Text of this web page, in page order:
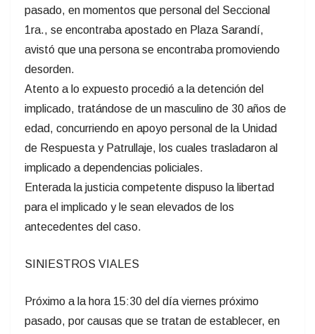
pasado, en momentos que personal del Seccional
1ra., se encontraba apostado en Plaza Sarandí,
avistó que una persona se encontraba promoviendo
desorden.
Atento a lo expuesto procedió a la detención del
implicado, tratándose de un masculino de 30 años de
edad, concurriendo en apoyo personal de la Unidad
de Respuesta y Patrullaje, los cuales trasladaron al
implicado a dependencias policiales.
Enterada la justicia competente dispuso la libertad
para el implicado y le sean elevados de los
antecedentes del caso.
SINIESTROS VIALES
Próximo a la hora 15:30 del día viernes próximo
pasado, por causas que se tratan de establecer, en